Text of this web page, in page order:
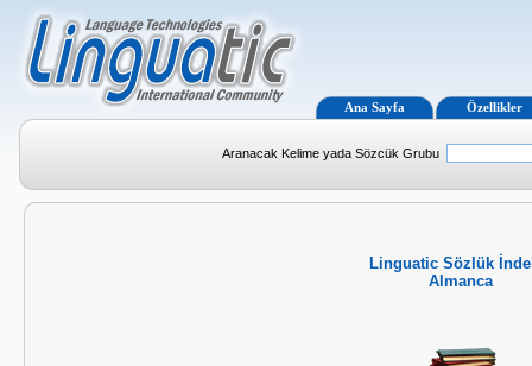
Ana Sayfa Özellikler
Aranacak Kelime yada Sözcük Grubu
Linguatic Sözlük
Almanca